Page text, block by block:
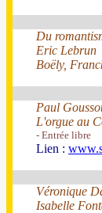
Du
Eric Lebrun
Boëly,
Paul
L'orgue au
- Entrée libre
Lien :
Véronique
Isabelle